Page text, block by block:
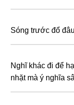
Sóng trước đổ
Nghĩ khác đi để
nhặt mà ý nghĩa